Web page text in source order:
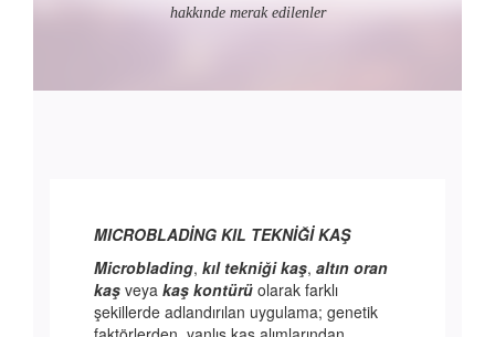
hakkınde merak edilenler
MICROBLADİNG KIL TEKNİĞİ KAŞ
Microblading, kıl tekniği kaş, altın oran
kaş veya kaş kontürü olarak farklı
şekillerde adlandırılan uygulama; genetik